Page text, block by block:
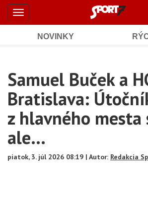
Šport7.sk
-
spravodajstvo
a
výsledky
Skočiť
hlavný
Toggle
navigation
Navigation
NOVINKY
Main
Content
Samuel Buček a
Bratislava:
z hlavného mesta
ale...
piatok, 3. júl 2026 08:19 | Autor: Redakcia